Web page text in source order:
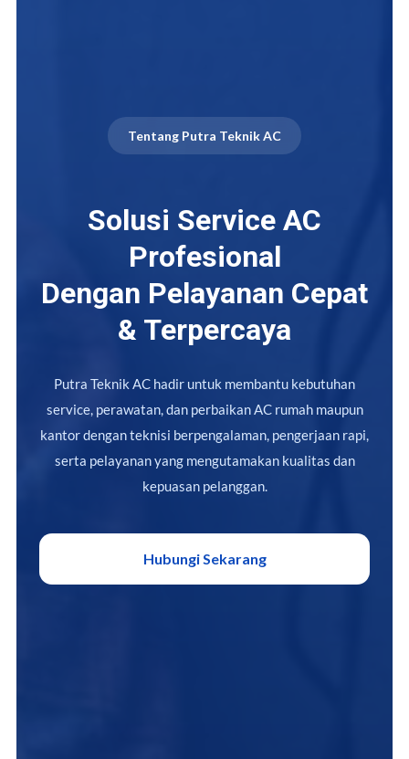
Tentang Putra Teknik AC
Solusi Service AC
Profesional
Dengan Pelayanan Cepat
& Terpercaya
Putra Teknik AC hadir untuk membantu kebutuhan
service, perawatan, dan perbaikan AC rumah maupun
kantor dengan teknisi berpengalaman, pengerjaan rapi,
serta pelayanan yang mengutamakan kualitas dan
kepuasan pelanggan.
Hubungi Sekarang